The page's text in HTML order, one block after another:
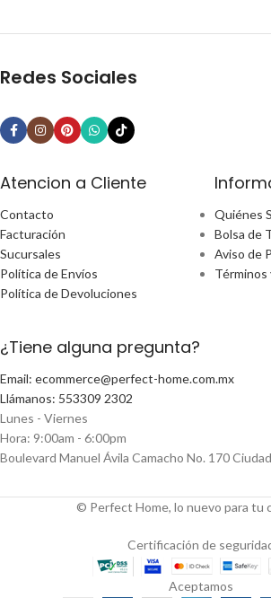
Redes Sociales
Atencion a Cliente
Contacto
Facturación
Sucursales
Política de Envíos
Política de Devoluciones
Quiénes
Bolsa de
Aviso de
Términos
¿Tiene alguna pregunta?
Email: ecommerce@perfect-home.com.mx
Llámanos: 553309 2302
Lunes - Viernes
Hora: 9:00am - 6:00pm
Boulevard Manuel Ávila Camacho No. 170
© Perfect Home, lo nuevo para tu
Certificación de
Aceptamos